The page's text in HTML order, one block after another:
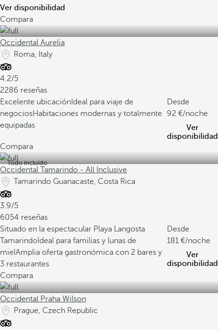
Ver disponibilidad
Compara
Occidental Aurelia
Roma, Italy
4.2/5
2286 reseñas
Excelente ubicación Ideal para viaje de
negociosHabitaciones modernas y totalmente
equipadas
Desde
92
/noche
Ver
disponibilidad
Compara
Todo incluido
Occidental Tamarindo - All Inclusive
Tamarindo Guanacaste, Costa Rica
3.9/5
6054 reseñas
Situado en la espectacular Playa Langosta
Tamarindo Ideal para familias y lunas de
mielAmplia oferta gastronómica con 2 bares y
3 restaurantes
Desde
181
/noche
Ver
disponibilidad
Compara
Occidental Praha Wilson
Prague, Czech Republic